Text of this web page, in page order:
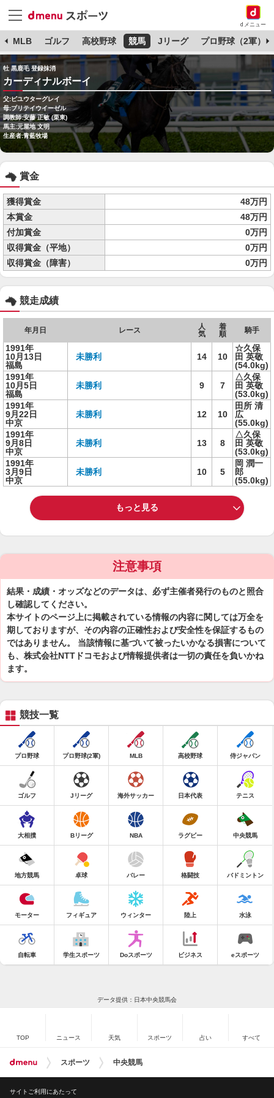
dメニュー
MLB ゴルフ 高校野球 競馬 Jリーグ プロ野球（2軍）
牡 黒鹿毛 登録抹消
カーディナルボーイ
父:ピユウターグレイ
母:プリテイウイーゼル
調教師:安藤 正敏 (栗東)
馬主:元屋地 文明
生産者:青藍牧場
賞金
獲得賞金
48万円
本賞金
48万円
付加賞金
0万円
収得賞金（平地）
0万円
収得賞金（障害）
0万円
競走成績
年月日 レース
人
気
着
順
騎手
1991年
10月13日
福島
未勝利 14 10
☆久保
田 英敬
(54.0kg)
1991年
10月5日
福島
未勝利 9 7
△久保
田 英敬
(53.0kg)
1991年
9月22日
中京
未勝利 12 10
田所 清
広
(55.0kg)
1991年
9月8日
中京
未勝利 13 8
△久保
田 英敬
(53.0kg)
1991年
3月9日
中京
未勝利 10 5
岡 潤一
郎
(55.0kg)
もっと見る
注意事項
結果・成績・オッズなどのデータは、必ず主催者発行のものと照合
し確認してください。
本サイトのページ上に掲載されている情報の内容に関しては万全を
期しておりますが、その内容の正確性および安全性を保証するもの
ではありません。 当該情報に基づいて被ったいかなる損害について
も、株式会社NTTドコモおよび情報提供者は一切の責任を負いかね
ます。
競技一覧
プロ野球 プロ野球(2軍) MLB 高校野球 侍ジャパン
ゴルフ Jリーグ 海外サッカー 日本代表 テニス
大相撲 Bリーグ NBA ラグビー 中央競馬
地方競馬 卓球 バレー 格闘技 バドミントン
モーター フィギュア ウィンター 陸上 水泳
自転車 学生スポーツ Doスポーツ ビジネス eスポーツ
データ提供：日本中央競馬会
TOP ニュース 天気 スポーツ 占い すべて
スポーツ 中央競馬
サイトご利用にあたって